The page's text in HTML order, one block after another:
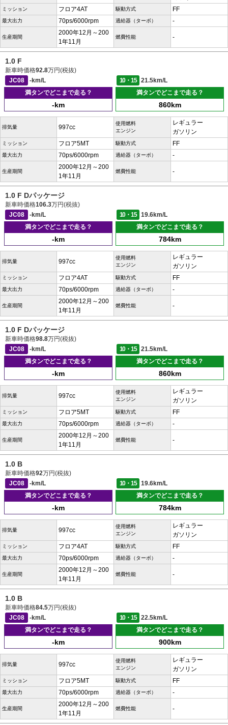
ミッション フロア4AT 駆動方式 FF
最大出力 70ps/6000rpm 過給器（ターボ） -
生産期間
2000年12月～200
1年11月
燃費性能 -
1.0 F
新車時価格92.8万円(税抜)
JC08
-km/L 10・15
21.5km/L
満タンでどこまで走る？
-km
満タンでどこまで走る？
860km
排気量 997cc
使用燃料
エンジン
レギュラー
ガソリン
ミッション フロア5MT 駆動方式 FF
最大出力 70ps/6000rpm 過給器（ターボ） -
生産期間
2000年12月～200
1年11月
燃費性能 -
1.0 F Dパッケージ
新車時価格106.3万円(税抜)
JC08
-km/L 10・15
19.6km/L
満タンでどこまで走る？
-km
満タンでどこまで走る？
784km
排気量 997cc
使用燃料
エンジン
レギュラー
ガソリン
ミッション フロア4AT 駆動方式 FF
最大出力 70ps/6000rpm 過給器（ターボ） -
生産期間
2000年12月～200
1年11月
燃費性能 -
1.0 F Dパッケージ
新車時価格98.8万円(税抜)
JC08
-km/L 10・15
21.5km/L
満タンでどこまで走る？
-km
満タンでどこまで走る？
860km
排気量 997cc
使用燃料
エンジン
レギュラー
ガソリン
ミッション フロア5MT 駆動方式 FF
最大出力 70ps/6000rpm 過給器（ターボ） -
生産期間
2000年12月～200
1年11月
燃費性能 -
1.0 B
新車時価格92万円(税抜)
JC08
-km/L 10・15
19.6km/L
満タンでどこまで走る？
-km
満タンでどこまで走る？
784km
排気量 997cc
使用燃料
エンジン
レギュラー
ガソリン
ミッション フロア4AT 駆動方式 FF
最大出力 70ps/6000rpm 過給器（ターボ） -
生産期間
2000年12月～200
1年11月
燃費性能 -
1.0 B
新車時価格84.5万円(税抜)
JC08
-km/L 10・15
22.5km/L
満タンでどこまで走る？
-km
満タンでどこまで走る？
900km
排気量 997cc
使用燃料
エンジン
レギュラー
ガソリン
ミッション フロア5MT 駆動方式 FF
最大出力 70ps/6000rpm 過給器（ターボ） -
生産期間
2000年12月～200
1年11月
燃費性能 -